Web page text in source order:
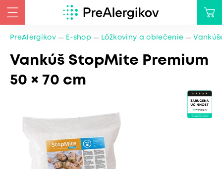
PreAlergikov E-shop Lôžkoviny a oblečenie
Vankúš StopMite Premium
50 × 70 cm